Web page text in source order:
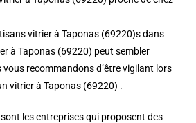
vitrier à Taponas (69220)s dans
à Taponas (69220) peut sembler
recommandons d’être vigilant lors
vitrier à Taponas (69220) .
les entreprises qui proposent des